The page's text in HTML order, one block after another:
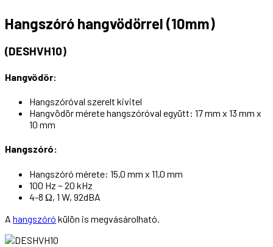
Hangszóró hangvödörrel (10mm)
(DESHVH10)
Hangvödör:
Hangszóróval szerelt kivitel
Hangvödör mérete hangszóróval együtt: 17 mm x 13 mm x
10 mm
Hangszóró:
Hangszóró mérete: 15,0 mm x 11,0 mm
100 Hz ~ 20 kHz
4-8 Ω, 1 W, 92dBA
A hangszóró külön is megvásárolható.